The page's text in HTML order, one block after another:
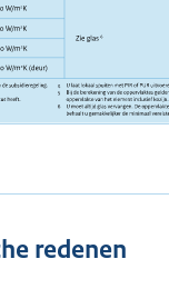
redenen